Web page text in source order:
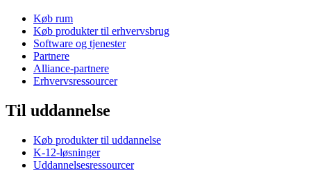
Køb rum
Køb produkter til erhvervsbrug
Software og tjenester
Partnere
Alliance-partnere
Erhvervsressourcer
Til uddannelse
Køb produkter til uddannelse
K-12-løsninger
Uddannelsesressourcer